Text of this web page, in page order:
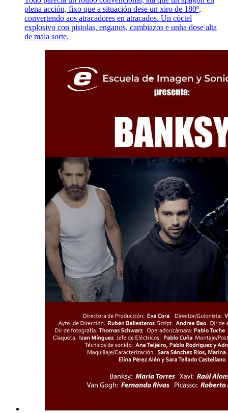
plena acción, fixo que a situación dese un xiro de 180º,
convertendo aos atracadores en atracados. Un cóctel
explosivo con pistolas, enganos, cambiazos e unha dose alta
de mala sorte.